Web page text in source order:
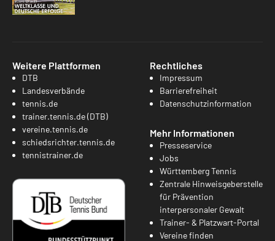
Weitere Plattformen
DTB
Landesverbände
tennis.de
trainer.tennis.de (DTB)
vereine.tennis.de
schiedsrichter.tennis.de
tennistrainer.de
Rechtliches
Impressum
Barrierefreiheit
Datenschutzinformation
Mehr Informationen
Presseservice
Jobs
Württemberg Tennis
Zentrale Hinweisgeberstelle
für Prävention
interpersonaler Gewalt
Trainer- & Platzwart-Portal
Vereine finden